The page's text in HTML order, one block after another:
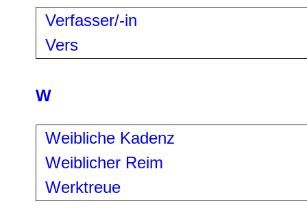
Verfasser/-in
Vers
W
Weibliche Kadenz
Weiblicher Reim
Werktreue